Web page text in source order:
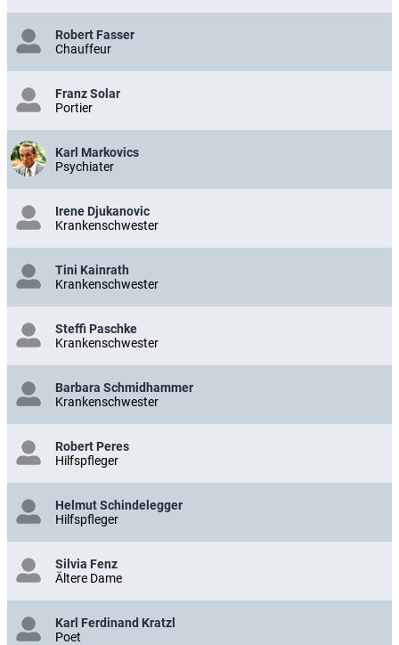
Robert Fasser
Chauffeur
Franz Solar
Portier
Karl Markovics
Psychiater
Irene Djukanovic
Krankenschwester
Tini Kainrath
Krankenschwester
Steffi Paschke
Krankenschwester
Barbara Schmidhammer
Krankenschwester
Robert Peres
Hilfspfleger
Helmut Schindelegger
Hilfspfleger
Silvia Fenz
Ältere Dame
Karl Ferdinand Kratzl
Poet